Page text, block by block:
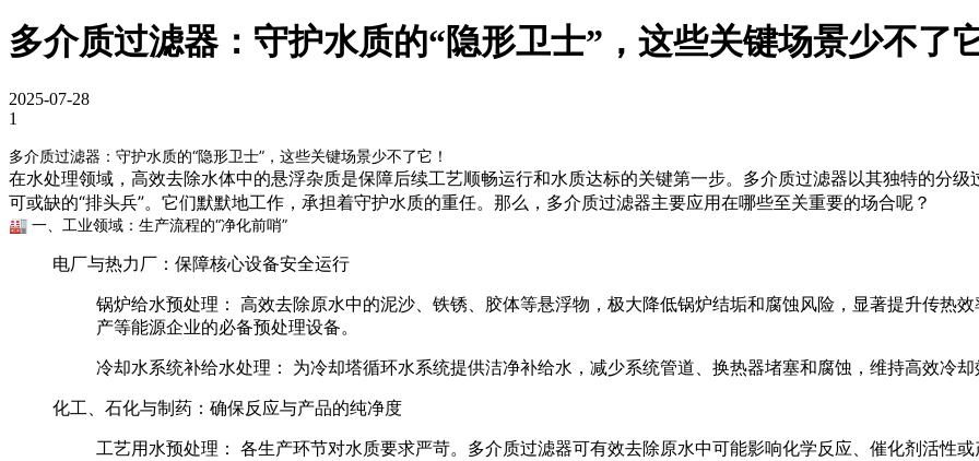
多介质过滤器：守护水质的“隐形卫士”，这些关键场景少不了
2025-07-28
1
多介质过滤器：守护水质的“隐形卫士”，这些关键场景少不了它！
在水处理领域，高效去除水体中的悬浮杂质是保障后续工艺顺畅运行和水质达标的关键第一步。多介质过滤器以其独特的分
可或缺的“排头兵”。它们默默地工作，承担着守护水质的重任。那么，多介质过滤器主要应用在哪些至关重要的场合呢？
🏭 一、工业领域：生产流程的“净化前哨”
电厂与热力厂：保障核心设备安全运行
锅炉给水预处理：
高效去除原水中的泥沙、铁锈、胶体等悬浮物，极大降低锅炉结垢和腐蚀风险，显著提升传热
产等能源企业的必备预处理设备。
冷却水系统补给水处理： 为冷却塔循环水系统提供洁净补给水，减少系统管道、换热器堵塞和腐蚀，维持高效冷
化工、石化与制药：确保反应与产品的纯净度
工艺用水预处理：
各生产环节对水质要求严苛。多介质过滤器可有效去除原水中可能影响化学反应、催化剂活性